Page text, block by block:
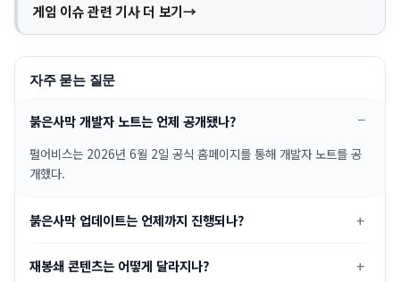
게임 이슈 관련 기사 더 보기
자주 묻는 질문
붉은사막 개발자 노트는 언제 공개됐나?
펄어비스는 2026년 6월 2일 공식 홈페이지를 통해 개발자 노트를 공
개했다.
붉은사막 업데이트는 언제까지 진행되나?
재봉쇄 콘텐츠는 어떻게 달라지나?